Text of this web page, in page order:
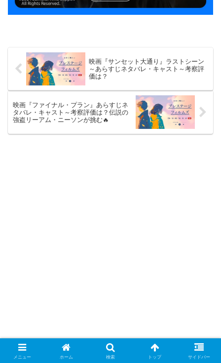
映画『サンセット大通り』ラストシーン
～あらすじネタバレ・キャスト～考察評
価は？
映画『ファイナル・プラン』あらすじネ
タバレ・キャスト～考察評価は？伝説の
強盗リーアム・ニーソンが挑む🔥
メニュー ホーム 検索 トップ サイドバー